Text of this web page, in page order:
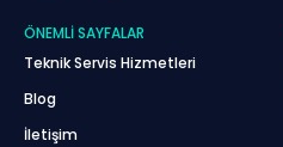
ÖNEMLI SAYFALAR
Teknik Servis Hizmetleri
Blog
İletişim